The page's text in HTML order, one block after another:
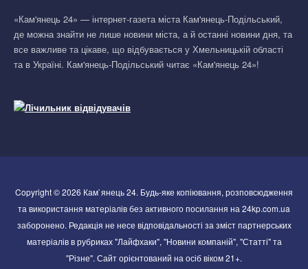
«Кам'янець 24» — інтернет-газета міста Кам'янець-Подільський,
де можна знайти не лише новини міста, а й останні новини дня, та
все важливе та цікаве, що відбувається у Хмельницькій області
та в Україні. Кам'янець-Подільський читає «Кам'янець 24»!
Copyright © 2026 Кам`янець 24. Будь-яке копіювання, розповсюдження
та використання матеріалів без активного посилання на 24kp.com.ua
заборонено. Редакція не несе відповідальності за зміст партнерських
матеріалів в рубриках "Лайфхаки", "Новини компаній", "Статті" та
"Різне". Сайт орієнтований на осіб віком 21+.